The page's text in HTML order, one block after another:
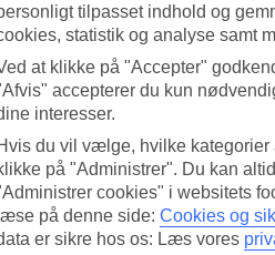
og charmerende slidte
en spændende ferie i et
på gadehjørnerne og
på række direkte ved
sig omkring. I Varaderos
tilpasset indhold og
statistik og analyse samt
at klikke på "Accepter"
accepterer du kun
interesser.
du vil vælge, hvilke
på "Administrer". Du kan
cookies" i websitets
læse på denne side: Cookies og
er sikre hos os: Læs vores